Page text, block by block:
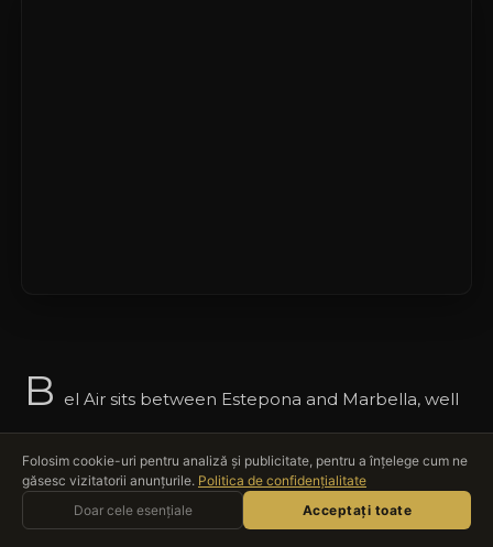
B el Air sits between Estepona and Marbella, well
served on foot and by short drives. A Lidl and
Mercadona are within 300 metres, and the nearest
pharmacy is closer still. Playa del Saladillo is roughly
850 metres away, while El Paraíso and Tramores golf
Întrebați Roccabox
ASISTENT AI · LIVE
Folosim cookie-uri pentru analiză și publicitate, pentru a înțelege cum ne
găsesc vizitatorii anunțurile. Politica de confidențialitate
Doar cele esențiale
Acceptați toate